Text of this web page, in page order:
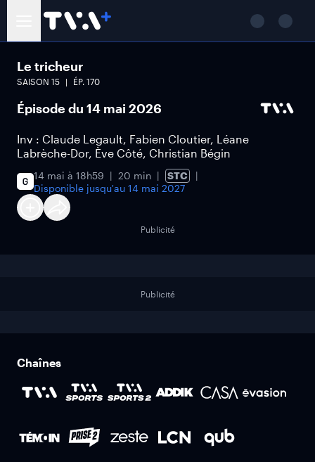
Le tricheur
SAISON 15 ÉP. 170
Épisode du 14 mai 2026
Inv : Claude Legault, Fabien Cloutier, Léane
Labrèche-Dor, Ève Côté, Christian Bégin
14 mai à 18h59 20 min
STC
Disponible jusqu'au 14 mai 2027
Publicité
Publicité
Chaînes